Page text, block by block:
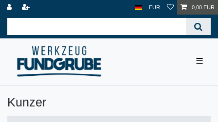
EUR 0,00 EUR
☰
Kunzer